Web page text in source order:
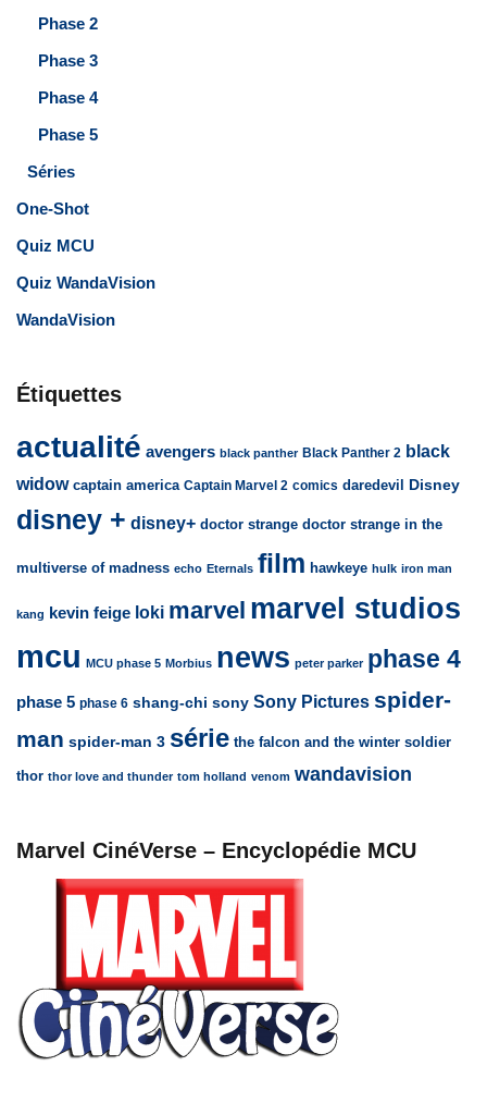
Phase 2
Phase 3
Phase 4
Phase 5
Séries
One-Shot
Quiz MCU
Quiz WandaVision
WandaVision
Étiquettes
actualité avengers black panther Black Panther 2 black
widow captain america Captain Marvel 2 comics daredevil Disney
disney + disney+ doctor strange doctor strange in the
multiverse of madness echo Eternals film hawkeye hulk iron man
kang kevin feige loki marvel marvel studios
mcu MCU phase 5 Morbius news peter parker phase 4
phase 5 phase 6 shang-chi sony Sony Pictures spider-
man spider-man 3 série the falcon and the winter soldier
thor thor love and thunder tom holland venom wandavision
Marvel CinéVerse – Encyclopédie MCU